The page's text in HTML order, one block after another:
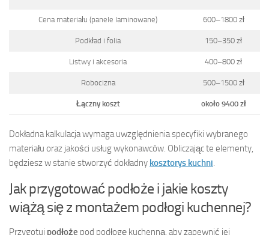
Cena materiału (panele laminowane) 600–1800 zł
Podkład i folia 150–350 zł
Listwy i akcesoria 400–800 zł
Robocizna 500–1500 zł
Łączny koszt około 9400 zł
Dokładna kalkulacja wymaga uwzględnienia specyfiki wybranego
materiału oraz jakości usług wykonawców. Obliczając te elementy,
będziesz w stanie stworzyć dokładny kosztorys kuchni.
Jak przygotować podłoże i jakie koszty
wiążą się z montażem podłogi kuchennej?
Przygotuj podłoże pod podłogę kuchenną, aby zapewnić jej